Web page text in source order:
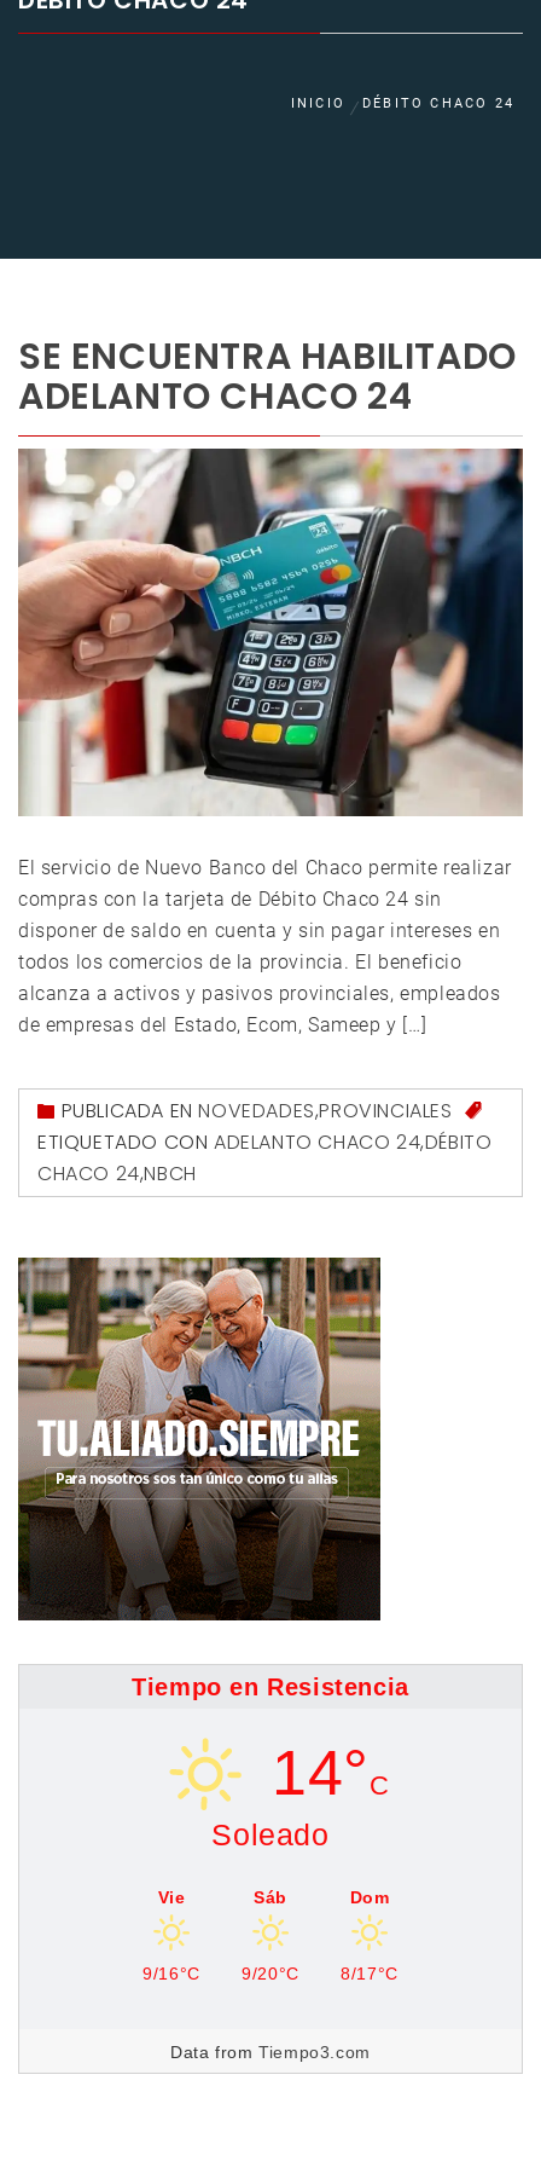
INICIO DÉBITO CHACO 24
SE ENCUENTRA HABILITADO
ADELANTO CHACO 24
El servicio de Nuevo Banco del Chaco permite realizar
compras con la tarjeta de Débito Chaco 24 sin
disponer de saldo en cuenta y sin pagar intereses en
todos los comercios de la provincia. El beneficio
alcanza a activos y pasivos provinciales, empleados
de empresas del Estado, Ecom, Sameep y […]
PUBLICADA ENNOVEDADES,PROVINCIALES
ETIQUETADO CON ADELANTO CHACO 24,DÉBITO
CHACO 24,NBCH
Tiempo en Resistencia
14° C
Soleado
Vie
9/16°C
Sáb
9/20°C
Dom
8/17°C
Data fromTiempo3.com